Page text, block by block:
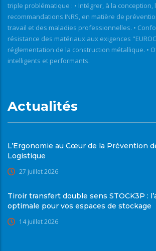
triple problématique : • Intégrer, à la conception,
recommandations INRS, en matière de
travail et des maladies professionnelles. •
résistance des matériaux aux exigences
réglementation de la construction métallique. •
intelligents et performants.
Actualités
L’Ergonomie au Cœur de la Prévention
Logistique
27 juillet 2026
Tiroir transfert double sens STOCK3P :
optimale pour vos espaces de stockage
14 juillet 2026